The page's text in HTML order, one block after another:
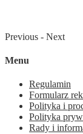
Previous - Next
Menu
Regulamin
Formularz
Polityka i
Polityka
Rady i